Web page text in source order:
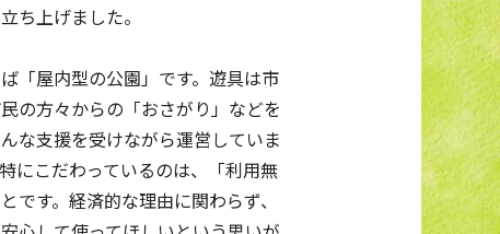
ち上げました。
「屋内型の公園」です。遊具は市
の方々からの「おさがり」などを
な支援を受けながら運営していま
にこだわっているのは、「利用無
です。経済的な理由に関わらず、